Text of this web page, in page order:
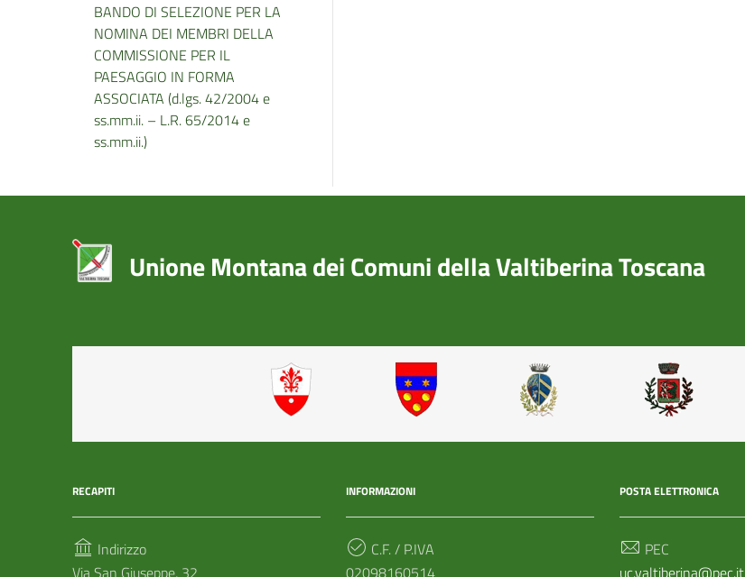
BANDO DI SELEZIONE PER LA
NOMINA DEI MEMBRI DELLA
COMMISSIONE PER IL
PAESAGGIO IN FORMA
ASSOCIATA (d.lgs. 42/2004 e
ss.mm.ii. – L.R. 65/2014 e
ss.mm.ii.)
Unione Montana dei Comuni della Valtiberina Toscana
RECAPITI
Indirizzo
Via San Giuseppe, 32
INFORMAZIONI
C.F. / P.IVA
02098160514
POSTA ELETTRONICA
PEC
uc.valtiberina@pec.it